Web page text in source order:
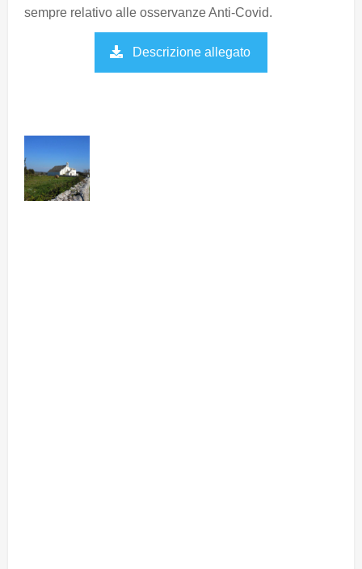
sempre relativo alle osservanze Anti-Covid.
Descrizione allegato